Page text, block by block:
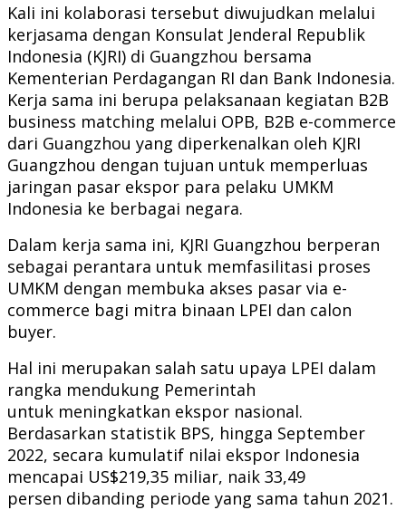
Kali ini kolaborasi tersebut diwujudkan melalui
kerjasama dengan Konsulat Jenderal Republik
Indonesia (KJRI) di Guangzhou bersama
Kementerian Perdagangan RI dan Bank Indonesia.
Kerja sama ini berupa pelaksanaan kegiatan B2B
business matching melalui OPB, B2B e-commerce
dari Guangzhou yang diperkenalkan oleh KJRI
Guangzhou dengan tujuan untuk memperluas
jaringan pasar ekspor para pelaku UMKM
Indonesia ke berbagai negara.
Dalam kerja sama ini, KJRI Guangzhou berperan
sebagai perantara untuk memfasilitasi proses
UMKM dengan membuka akses pasar via e-
commerce bagi mitra binaan LPEI dan calon
buyer.
Hal ini merupakan salah satu upaya LPEI dalam
rangka mendukung Pemerintah
untuk meningkatkan ekspor nasional.
Berdasarkan statistik BPS, hingga September
2022, secara kumulatif nilai ekspor Indonesia
mencapai US$219,35 miliar, naik 33,49
persen dibanding periode yang sama tahun 2021.